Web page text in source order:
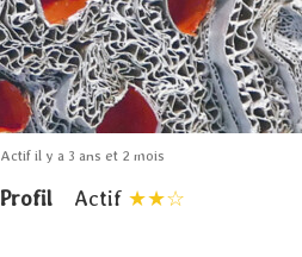
Actif il y a 3 ans et 2 mois
Profil Actif